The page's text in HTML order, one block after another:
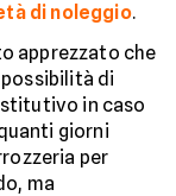
di noleggio.
apprezzato che
di
in caso
giorni
per
ma